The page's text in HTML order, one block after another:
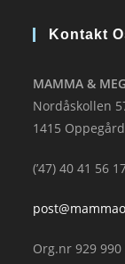
Kontakt
MAMMA & MEG
Nordåskollen
1415 Oppegård
(’47) 40 41 56
Org.nr 929 990